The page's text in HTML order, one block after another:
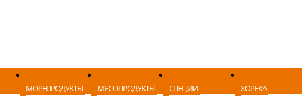
МОРЕПРОДУКТЫ МЯСОПРОДУКТЫ СПЕЦИИ ХОРЕКА